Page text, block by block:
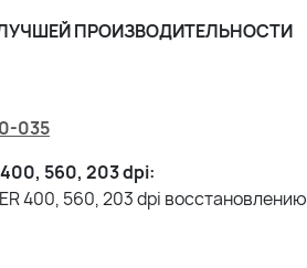
ПРОИЗВОДИТЕЛЬНОСТИ
035
560, 203 dpi:
400, 560, 203 dpi